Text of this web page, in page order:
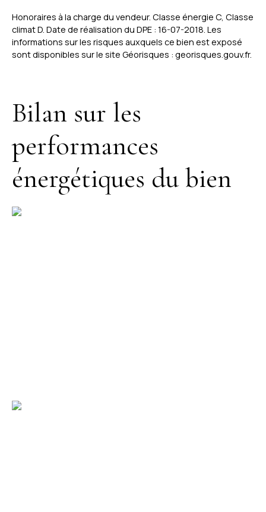
Honoraires à la charge du vendeur. Classe énergie C, Classe
climat D. Date de réalisation du DPE : 16-07-2018. Les
informations sur les risques auxquels ce bien est exposé
sont disponibles sur le site Géorisques : georisques.gouv.fr.
Bilan sur les
performances
énergétiques du bien